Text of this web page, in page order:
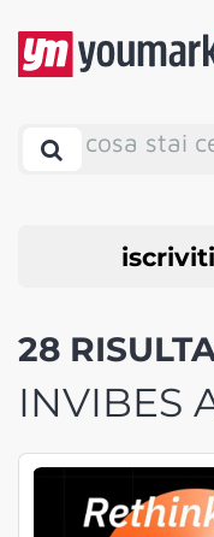
cosa stai
28
INVIBES